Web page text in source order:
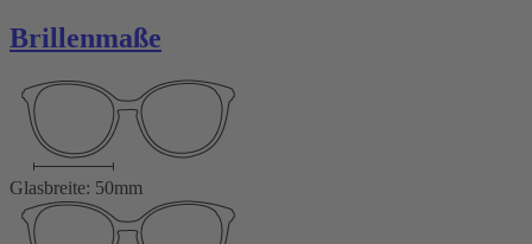
Brillenmaße
Glasbreite: 50mm